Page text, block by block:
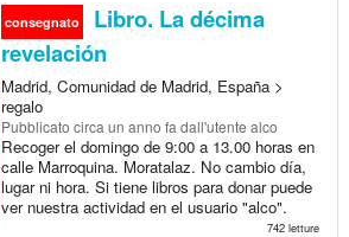
consegnato
Libro. La décima
revelación
Madrid, Comunidad de Madrid, España >
regalo
Pubblicato circa un anno fa dall'utente alco
Recoger el domingo de 9:00 a 13.00 horas en
calle Marroquina. Moratalaz. No cambio día,
lugar ni hora. Si tiene libros para donar puede
ver nuestra actividad en el usuario "alco".
742 letture